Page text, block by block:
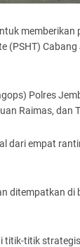
memberikan
(PSHT) Cabang
Polres
Raimas, dan
dari empat
ditempatkan di
titik-titik